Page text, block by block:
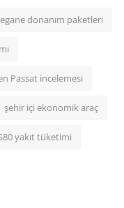
donanım paketleri
Passat incelemesi
şehir içi ekonomik araç
yakıt tüketimi